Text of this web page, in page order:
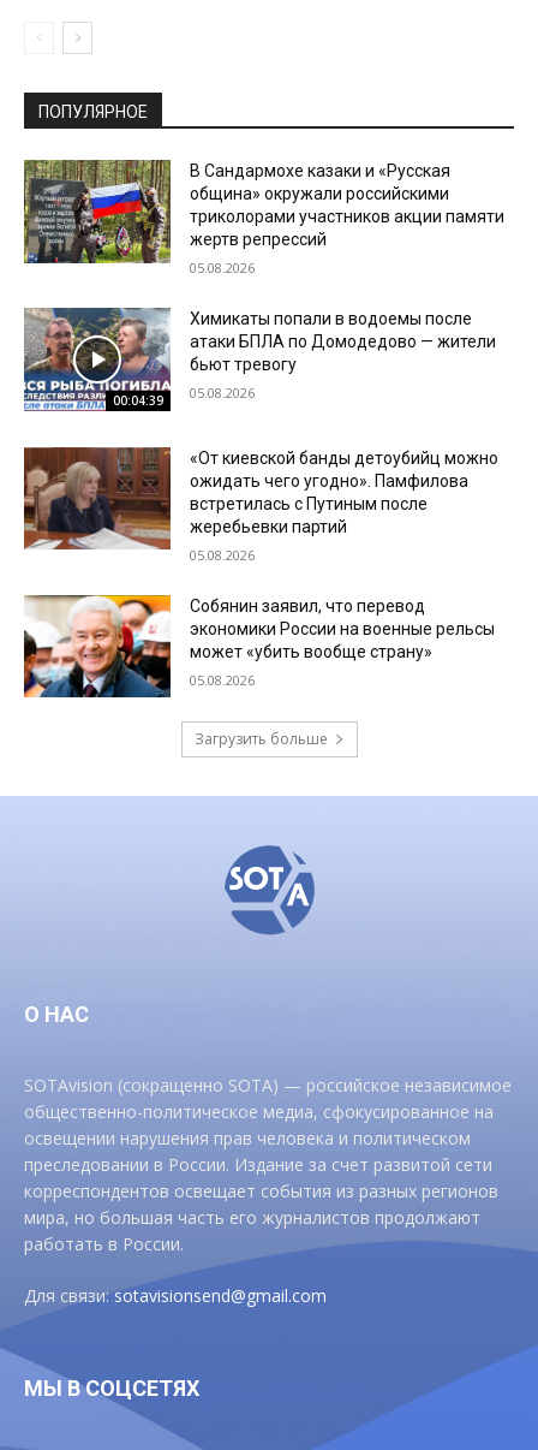
ПОПУЛЯРНОЕ
В Сандармохе казаки и «Русская
община» окружали российскими
триколорами участников акции памяти
жертв репрессий
05.08.2026
00:04:39
Химикаты попали в водоемы после
атаки БПЛА по Домодедово — жители
бьют тревогу
05.08.2026
«От киевской банды детоубийц можно
ожидать чего угодно». Памфилова
встретилась с Путиным после
жеребьевки партий
05.08.2026
Собянин заявил, что перевод
экономики России на военные рельсы
может «убить вообще страну»
05.08.2026
Загрузить больше
О НАС
SOTAvision (сокращенно SOTA) — российское независимое
общественно-политическое медиа, сфокусированное на
освещении нарушения прав человека и политическом
преследовании в России. Издание за счет развитой сети
корреспондентов освещает события из разных регионов
мира, но большая часть его журналистов продолжают
работать в России.
Для связи:sotavisionsend@gmail.com
МЫ В СОЦСЕТЯХ